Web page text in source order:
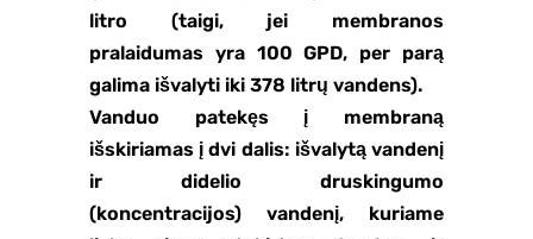
litro (taigi, jei membranos
pralaidumas yra 100 GPD, per parą
galima išvalyti iki 378 litrų vandens).
Vanduo patekęs į membraną
išskiriamas į dvi dalis: išvalytą vandenį
ir didelio druskingumo
(koncentracijos) vandenį, kuriame